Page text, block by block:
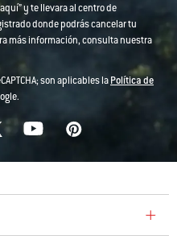
y te llevara al centro de
donde podrás cancelar tu
más información, consulta nuestra
son aplicables laPolítica de